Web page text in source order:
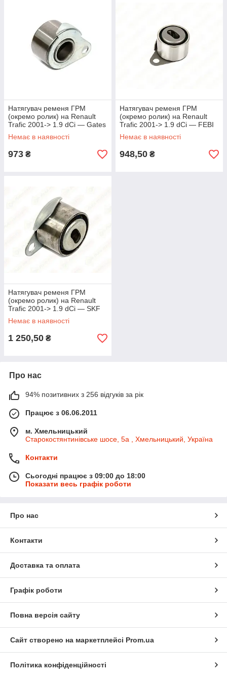
Натягувач ременя ГРМ
(окремо ролик) на Renault
Trafic 2001-> 1.9 dCi — Gates
(Бельгія) - T41157
Немає в наявності
973 ₴
Натягувач ременя ГРМ
(окремо ролик) на Renault
Trafic 2001-> 1.9 dCi — FEBI
(Німеччина) - FE04199
Немає в наявності
948,50 ₴
Натягувач ременя ГРМ
(окремо ролик) на Renault
Trafic 2001-> 1.9 dCi — SKF
(Швеція) - VKM 16101
Немає в наявності
1 250,50 ₴
Про нас
94% позитивних з 256 відгуків за рік
Працює з 06.06.2011
м. Хмельницький
Старокостянтинівське шосе, 5а , Хмельницький, Україна
Контакти
Сьогодні працює з 09:00 до 18:00
Показати весь графік роботи
Про нас
Контакти
Доставка та оплата
Графік роботи
Повна версія сайту
Сайт створено на маркетплейсі Prom.ua
Політика конфіденційності